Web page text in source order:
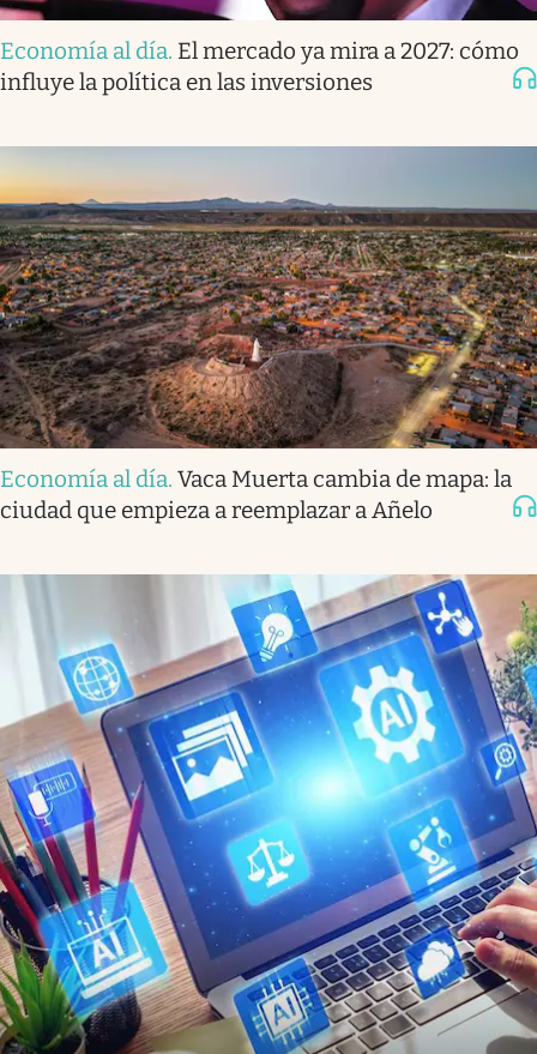
Economía al día. El mercado ya mira a 2027: cómo
influye la política en las inversiones
Economía al día. Vaca Muerta cambia de mapa: la
ciudad que empieza a reemplazar a Añelo